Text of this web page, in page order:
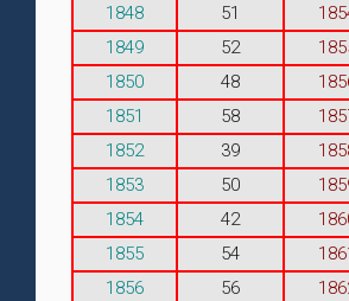
1848
51
1849
52
1850
48
1851
58
1852
39
1853
50
1854
42
1855
54
1856
56